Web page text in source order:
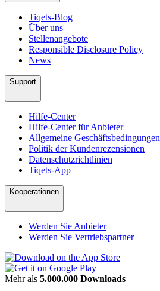
Tiqets-Blog
Über uns
Stellenangebote
Responsible Disclosure Policy
News
Support
Hilfe-Center
Hilfe-Center für Anbieter
Allgemeine Geschäftsbedingungen
Politik der Kundenrezensionen
Datenschutzrichtlinien
Tiqets-App
Kooperationen
Werden Sie Anbieter
Werden Sie Vertriebspartner
Mehr als 5.000.000 Downloads